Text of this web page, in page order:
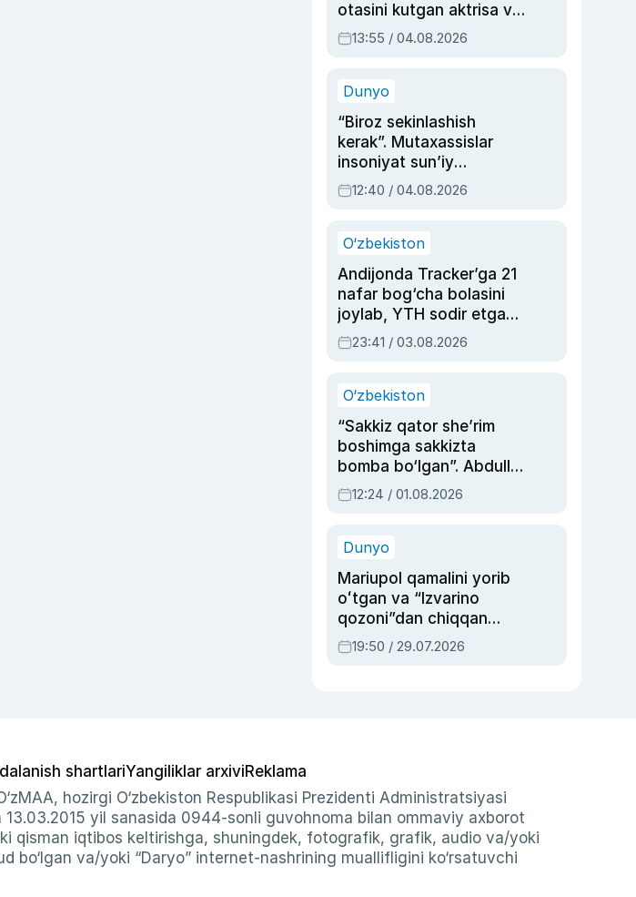
otasini kutgan aktrisa va
dublyaj ustasi Rimma
Ahmedovaning
13:55 / 04.08.2026
Dunyo
“Biroz sekinlashish
kerak”. Mutaxassislar
insoniyat sun’iy
intellektni boshqara
olmay qolishidan xavotir
12:40 / 04.08.2026
O‘zbekiston
Andijonda Tracker’ga 21
nafar bog‘cha bolasini
joylab, YTH sodir etgan
ayolga sud hukmi o‘qildi
23:41 / 03.08.2026
O‘zbekiston
“Sakkiz qator she’rim
boshimga sakkizta
bomba bo‘lgan”. Abdulla
Oripovni siyosiy
ayblovlardan asrab
12:24 / 01.08.2026
Dunyo
Mariupol qamalini yorib
oʻtgan va “Izvarino
qozoni”dan chiqqan
qahramon — Ukraina
armiyasi bosh
19:50 / 29.07.2026
shartlariYangiliklar arxiviReklama
hozirgi O‘zbekiston Respublikasi Prezidenti Administratsiyasi
yil sanasida 0944-sonli guvohnoma bilan ommaviy axborot
qisman iqtibos keltirishga, shuningdek, fotografik, grafik, audio va/yoki
va/yoki “Daryo” internet-nashrining muallifligini ko‘rsatuvchi